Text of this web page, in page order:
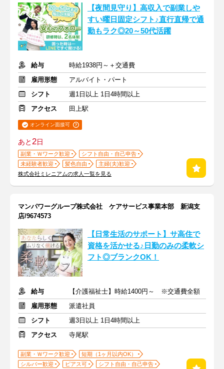
【夜間見守り】高収入で副業しや
すい曜日固定シフト♪直行直帰で通
勤もラク◎20～50代活躍
給与
時給1938円～＋交通費
雇用形態
アルバイト・パート
シフト
週1日以上 1日4時間以上
アクセス
田上駅
オンライン面接可
あと2日
副業・Ｗワーク歓迎
シフト自由・自己申告
未経験者歓迎
髪色自由
主婦(夫)歓迎
株式会社ミレニアムの求人一覧を見る
マンパワーグループ株式会社 ケアサービス事業本部 新潟支
店/9674573
【日常生活のサポート】サ高住で
資格を活かせる♪日勤のみの柔軟シ
フト◎ブランクOK！
給与
【介護福祉士】時給1400円～ ※交通費全額
雇用形態
派遣社員
シフト
週3日以上 1日4時間以上
アクセス
寺尾駅
副業・Ｗワーク歓迎
短期（1ヶ月以内OK）
シルバー歓迎
ピアス可
シフト自由・自己申告